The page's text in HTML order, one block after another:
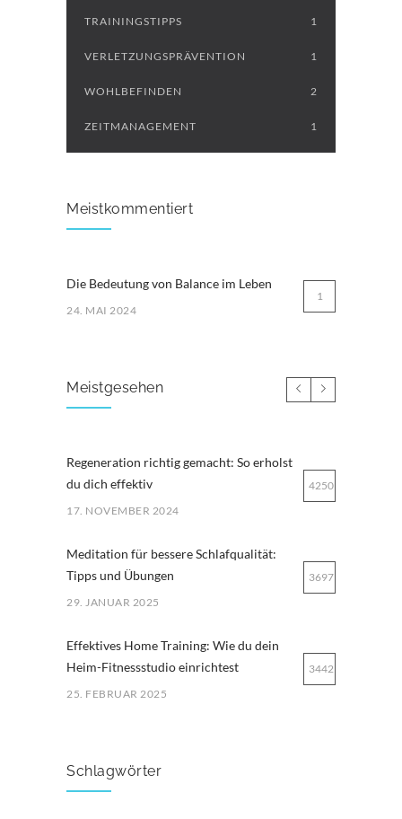
TRAININGSTIPPS 1
VERLETZUNGSPRÄVENTION 1
WOHLBEFINDEN 2
ZEITMANAGEMENT 1
Meistkommentiert
Die Bedeutung von Balance im Leben
24. MAI 2024
1
Meistgesehen
Regeneration richtig gemacht: So erholst
du dich effektiv
17. NOVEMBER 2024
4250
Meditation für bessere Schlafqualität:
Tipps und Übungen
29. JANUAR 2025
3697
Effektives Home Training: Wie du dein
Heim-Fitnessstudio einrichtest
25. FEBRUAR 2025
3442
Schlagwörter